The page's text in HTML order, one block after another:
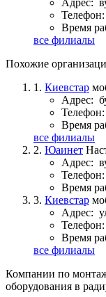
Телефон:
Время
все филиалы
Похожие
1. Киевстар
Адрес:
Телефон:
Время
все филиалы
2. Юаинет
Адрес:
Телефон:
Время
3. Киевстар
Адрес:
Телефон:
Время
все филиалы
Компании по
оборудования в